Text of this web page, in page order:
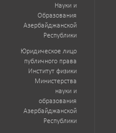
Науки и
Образования
Азербайджанской
Республики
Юридическое лицо
публичного права
Институт физики
Министерства
науки и
образования
Азербайджанской
Республики